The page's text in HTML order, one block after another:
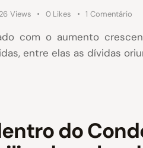
Views 0 Likes 1 Comentário
com o aumento
entre elas as dívidas
do